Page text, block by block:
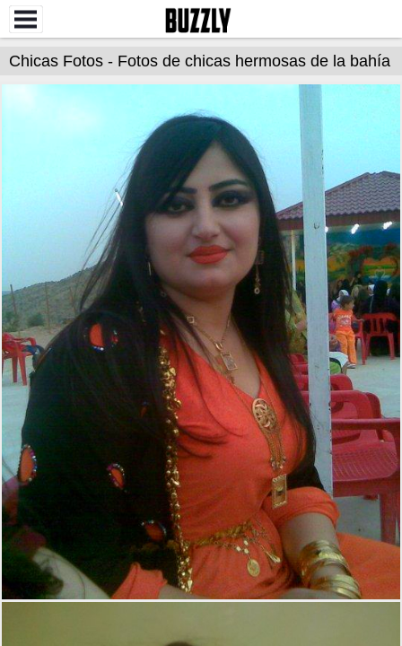
Chicas Fotos - Fotos de chicas hermosas de la bahía